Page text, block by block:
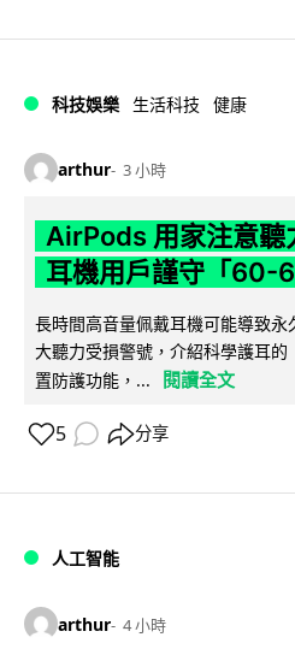
科技娛樂 生活科技 健康
arthur 3 小時
AirPods 用家注意聽
耳機用戶謹守「60-
長時間高音量佩戴耳機可能導致
大聽力受損警號，介紹科學護耳
置防護功能，...
閱讀全文
5 分享
人工智能
arthur 4 小時